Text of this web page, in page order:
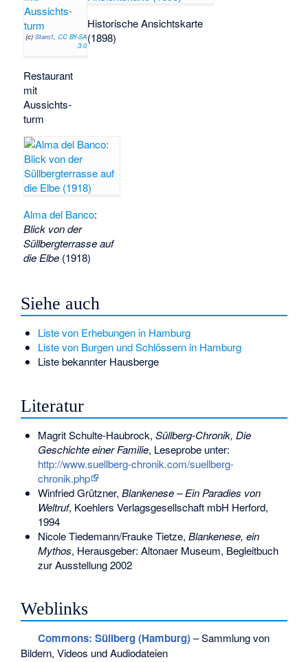
(c)Staro1 ,CC BY-SA
3.0
Restaurant
mit
Aussichts­
turm
Historische Ansichtskarte
(1898)
Alma del Banco:
Blick von der
Süllbergterrasse auf
die Elbe (1918)
Siehe auch
Liste von Erhebungen in Hamburg
Liste von Burgen und Schlössern in Hamburg
Liste bekannter Hausberge
Literatur
Magrit Schulte-Haubrock, Süllberg-Chronik, Die
Geschichte einer Familie, Leseprobe unter:
http://www.suellberg-chronik.com/suellberg-
chronik.php
Winfried Grützner, Blankenese – Ein Paradies von
Weltruf, Koehlers Verlagsgesellschaft mbH Herford,
1994
Nicole Tiedemann/Frauke Tietze, Blankenese, ein
Mythos, Herausgeber: Altonaer Museum, Begleitbuch
zur Ausstellung 2002
Weblinks
Commons: Süllberg (Hamburg)– Sammlung von
Bildern, Videos und Audiodateien